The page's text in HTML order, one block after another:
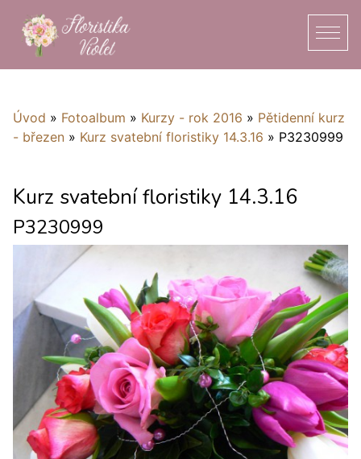
Úvod » Fotoalbum » Kurzy - rok 2016 » Pětidenní kurz
- březen » Kurz svatební floristiky 14.3.16 » P3230999
Kurz svatební floristiky 14.3.16
P3230999